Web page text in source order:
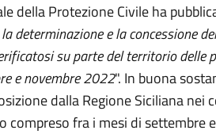
della Protezione Civile ha
determinazione e la concessione
su parte del territorio delle
e novembre 2022". In buona
dalla Regione Siciliana
compreso fra i mesi di settembre